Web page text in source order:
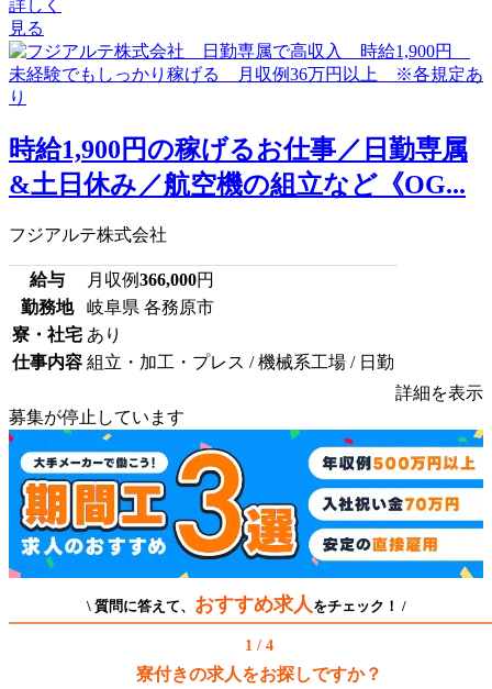
詳しく
見る
時給1,900円の稼げるお仕事／日勤専属
&土日休み／航空機の組立など《OG...
フジアルテ株式会社
給与 月収例366,000円
勤務地
岐阜県 各務原市
寮・社宅 あり
仕事内容 組立・加工・プレス / 機械系工場 / 日勤
詳細を表示
募集が停止しています
\ 質問に答えて、 おすすめ求人 をチェック！ /
1 / 4
寮付きの求人をお探しですか？